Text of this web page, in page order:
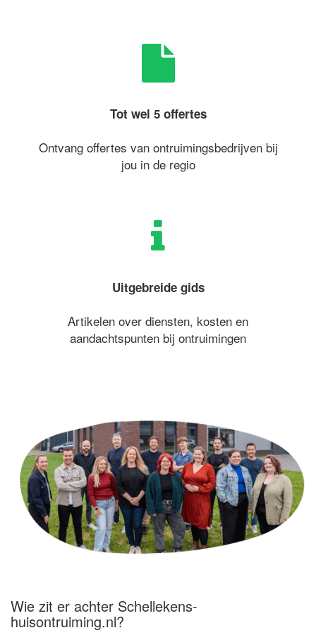
Tot wel 5 offertes
Ontvang offertes van ontruimingsbedrijven bij
jou in de regio
Uitgebreide gids
Artikelen over diensten, kosten en
aandachtspunten bij ontruimingen
Wie zit er achter Schellekens-
huisontruiming.nl?